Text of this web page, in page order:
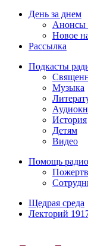
День за днем
Анонсы
Новое
Рассылка
Подкасты
Музыка
История
Детям
Видео
Помощь радио
Щедрая среда
Лекторий